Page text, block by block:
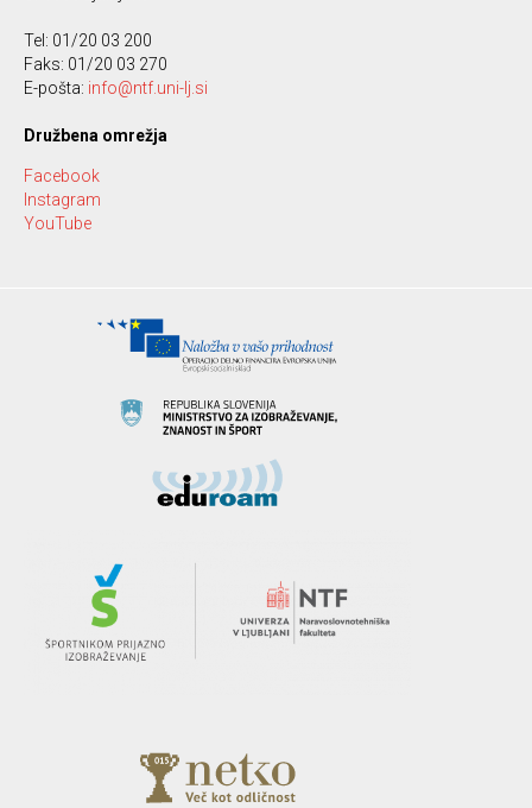
Tel: 01/20 03 200
Faks: 01/20 03 270
E-pošta: info@ntf.uni-lj.si
Družbena omrežja
Facebook
Instagram
YouTube